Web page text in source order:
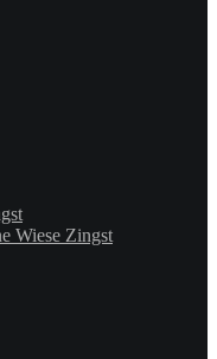
Wiese Zingst